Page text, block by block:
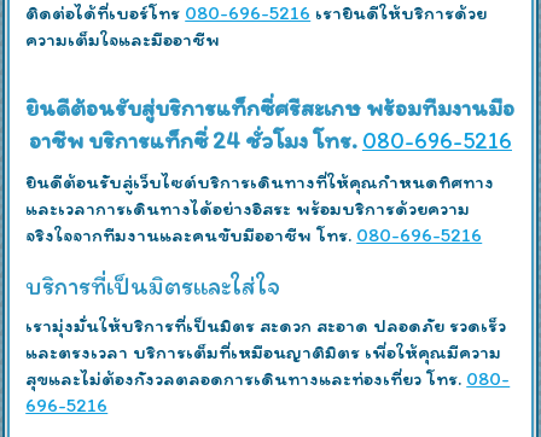
ติดต่อได้ที่เบอร์โทร 080-696-5216 เรายินดีให้บริการด้วย
ความเต็มใจและมืออาชีพ
ยินดีต้อนรับสู่บริการแท็กซี่ศรีสะเกษ พร้อมทีมงานมือ
อาชีพ บริการแท็กซี่ 24 ชั่วโมง โทร. 080-696-5216
ยินดีต้อนรับสู่เว็บไซต์บริการเดินทางที่ให้คุณกำหนดทิศทาง
และเวลาการเดินทางได้อย่างอิสระ พร้อมบริการด้วยความ
จริงใจจากทีมงานและคนขับมืออาชีพ โทร. 080-696-5216
บริการที่เป็นมิตรและใส่ใจ
เรามุ่งมั่นให้บริการที่เป็นมิตร สะดวก สะอาด ปลอดภัย รวดเร็ว
และตรงเวลา บริการเต็มที่เหมือนญาติมิตร เพื่อให้คุณมีความ
สุขและไม่ต้องกังวลตลอดการเดินทางและท่องเที่ยว โทร. 080-
696-5216